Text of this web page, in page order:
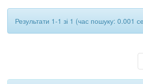
Результати 1-1 зі 1 (час пошуку: 0.001